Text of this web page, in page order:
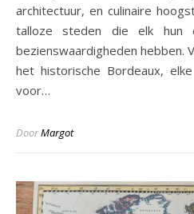
architectuur, en culinaire
talloze steden die elk hun
bezienswaardigheden hebben.
het historische Bordeaux,
voor…
DoorMargot